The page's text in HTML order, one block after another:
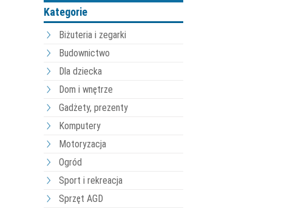
Kategorie
Biżuteria i zegarki
Budownictwo
Dla dziecka
Dom i wnętrze
Gadżety, prezenty
Komputery
Motoryzacja
Ogród
Sport i rekreacja
Sprzęt AGD